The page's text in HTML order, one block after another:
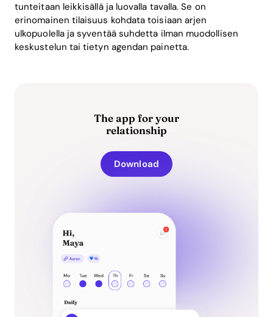
tunteitaan leikkisällä ja luovalla tavalla. Se on
erinomainen tilaisuus kohdata toisiaan arjen
ulkopuolella ja syventää suhdetta ilman muodollisen
keskustelun tai tietyn agendan painetta.
The app for your
relationship
Download